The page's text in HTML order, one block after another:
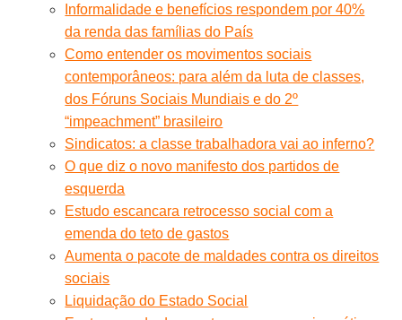
Informalidade e benefícios respondem por 40%
da renda das famílias do País
Como entender os movimentos sociais
contemporâneos: para além da luta de classes,
dos Fóruns Sociais Mundiais e do 2º
“impeachment” brasileiro
Sindicatos: a classe trabalhadora vai ao inferno?
O que diz o novo manifesto dos partidos de
esquerda
Estudo escancara retrocesso social com a
emenda do teto de gastos
Aumenta o pacote de maldades contra os direitos
sociais
Liquidação do Estado Social